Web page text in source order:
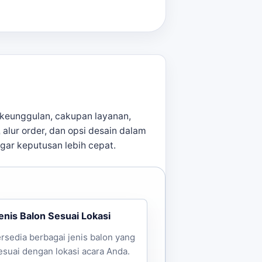
langkah pemesanan. Untuk
cakupan layanan,
order, dan opsi desain dalam
keputusan lebih cepat.
Balon Sesuai Lokasi
berbagai jenis balon yang
dengan lokasi acara Anda.